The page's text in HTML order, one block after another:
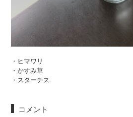
・ヒマワリ
・かすみ草
・スターチス
コメント